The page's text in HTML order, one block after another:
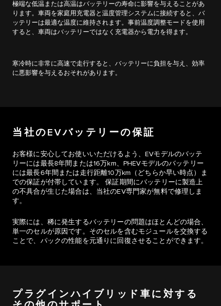
極端な低温または高温はバッテリーの寿命に影響を与えることがあ
ります。車両を家庭用充電器と温度管理システムに接続すると、バ
ッテリーは最適な温度に維持されます。事前温度調整モードを使用
すると、車両はバッテリーではなく充電器から電力を得ます。
寒冷時に非常に高速で走行すると、バッテリーに負担を与え、効率
に悪影響を与えるおそれがあります。
当社のEVバッテリーの保証
お客様に安心してお使いいただけるよう、EVモデルのバッテ
リーには最長8年間または16万km、PHEVモデルのバッテリー
には最長6年間または走行距離10万km（どちらか早い時点）ま
での保証が付帯しています。 保証期間にバッテリーに製造上
の不具合が生じた場合は、当社のEV専門家が無料で修理しま
す。
実際には、稀に発生するバッテリーの問題はほとんどの場合、
単一のセルが原因です。そのセルを含むモジュールを交換する
ことで、パックの性能を元通りに回復させることができます。
プラグインハイブリッド車に対する